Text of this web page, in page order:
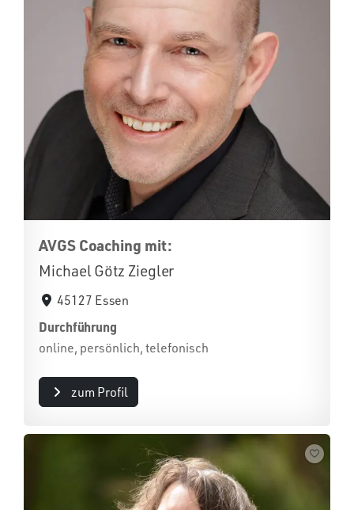
AVGS Coaching mit:
Michael Götz Ziegler
45127 Essen
Durchführung
online, persönlich, telefonisch
zum Profil